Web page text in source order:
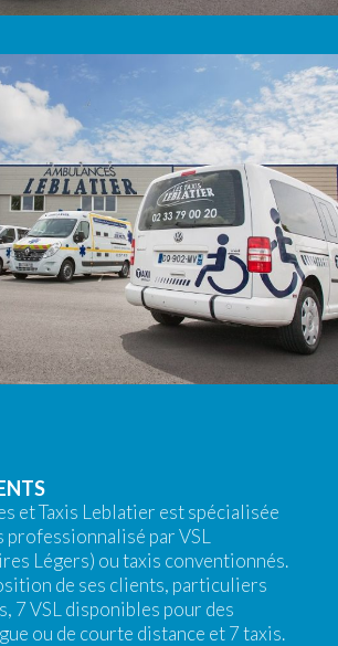
et Taxis Leblatier est spécialisée
par VSL
Légers) ou taxis conventionnés.
de ses clients, particuliers
7 VSL disponibles pour des
ou de courte distance et 7 taxis.